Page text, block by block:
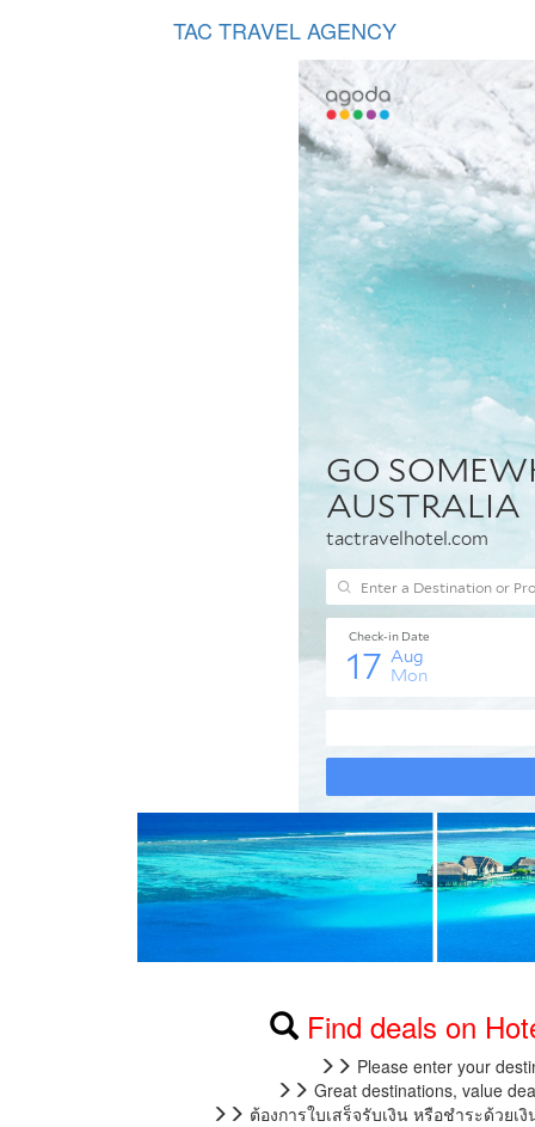
TAC TRAVEL AGENCY
Find deals on
Please enter your
Great destinations, value
ต้องการใบเสร็จรับเงิน หรือชำระด้วย